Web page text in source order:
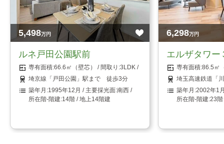
5,498万円
ルネ戸田公園駅前
66.6㎡（壁芯）
3LDK
埼京線「戸田公園」駅まで 徒歩3分
1995年12月
南西
14階 / 地上14階建
6,298万円
エルザタワー
86.5㎡
埼玉高速鉄道「
2002年1
23階